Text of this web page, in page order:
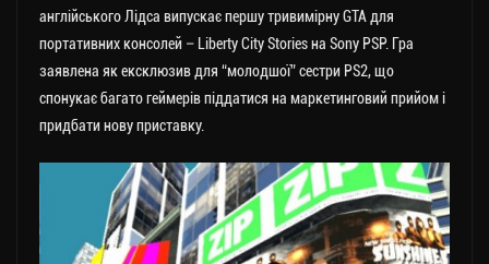
англійського Лідса випускає першу тривимірну GTA для
портативних консолей – Liberty City Stories на Sony PSP. Гра
заявлена як ексклюзив для “молодшої” сестри PS2, що
спонукає багато геймерів піддатися на маркетинговий прийом і
придбати нову приставку.